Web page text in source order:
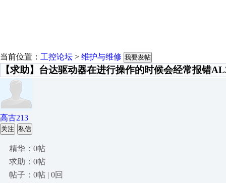
当前位置： 工控论坛 > 维护与维修 我要发帖
【求助】台达驱动器在进行操作的时候会经常报错
高古213
关注 私信
精华：0帖
求助：0帖
帖子：0帖 | 0回